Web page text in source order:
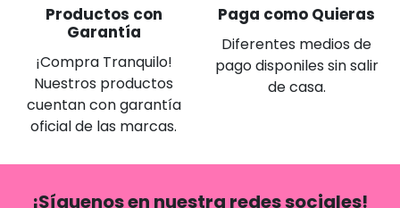
Productos con
Garantía
¡Compra Tranquilo!
Nuestros productos
cuentan con garantía
oficial de las marcas.
Paga como Quieras
Diferentes medios de
pago disponiles sin salir
de casa.
¡Síguenos en nuestra redes sociales!